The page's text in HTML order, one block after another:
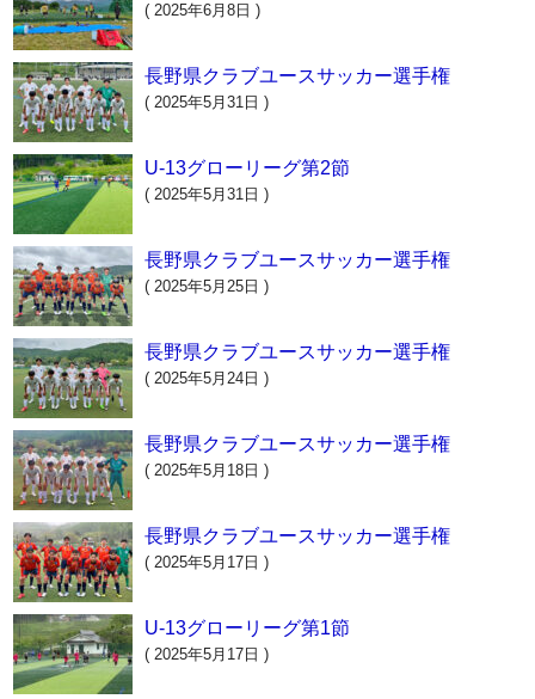
( 2025年6月8日 )
長野県クラブユースサッカー選手権
( 2025年5月31日 )
U-13グローリーグ第2節
( 2025年5月31日 )
長野県クラブユースサッカー選手権
( 2025年5月25日 )
長野県クラブユースサッカー選手権
( 2025年5月24日 )
長野県クラブユースサッカー選手権
( 2025年5月18日 )
長野県クラブユースサッカー選手権
( 2025年5月17日 )
U-13グローリーグ第1節
( 2025年5月17日 )